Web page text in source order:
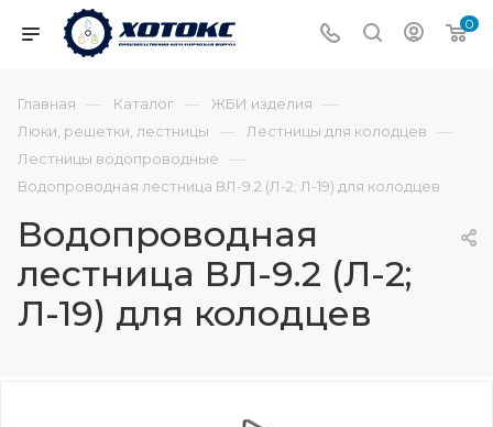
0
Главная — Каталог — ЖБИ изделия —
Люки, решетки, лестницы — Лестницы для колодцев —
Лестницы водопроводные —
Водопроводная лестница ВЛ-9.2 (Л-2; Л-19) для колодцев
Водопроводная
лестница ВЛ-9.2 (Л-2;
Л-19) для колодцев